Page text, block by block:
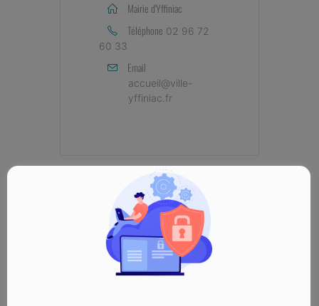
Mairie d'Yffiniac
Téléphone 02 96 72
60 33
Email
accueil@ville-
yffiniac.fr
+ Ajouter à mon Agenda Google
+ iCal / Outlook export